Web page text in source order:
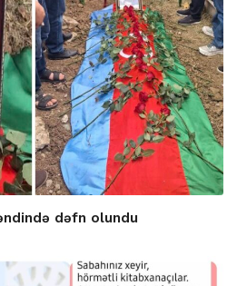
dəfn olundu